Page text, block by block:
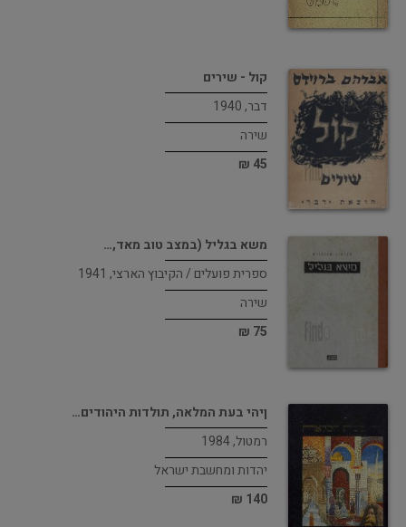
קול - שירים
דבר, 1940
שירה
45 ₪
משא בגליל (במצב טוב מאד,…
ספרית פועלים / הקיבוץ הארצי, 1941
שירה
75 ₪
ןיהי בעת המלאה, תולדות היהודים…
רמטול, 1984
יהדות ומחשבת ישראל
140 ₪